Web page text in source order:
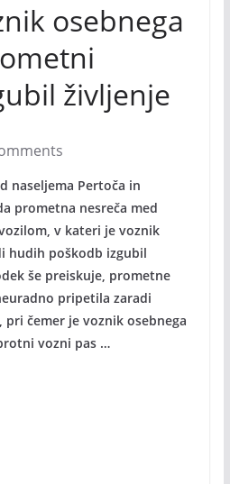
osebnega
življenje
naseljema Pertoča in
prometna nesreča med
v kateri je voznik
hudih poškodb izgubil
še preiskuje, prometne
pripetila zaradi
čemer je voznik osebnega
vozni pas …